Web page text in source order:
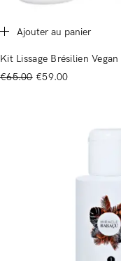
Ajouter au panier
Kit Lissage Brésilien
€65.00 €59.00